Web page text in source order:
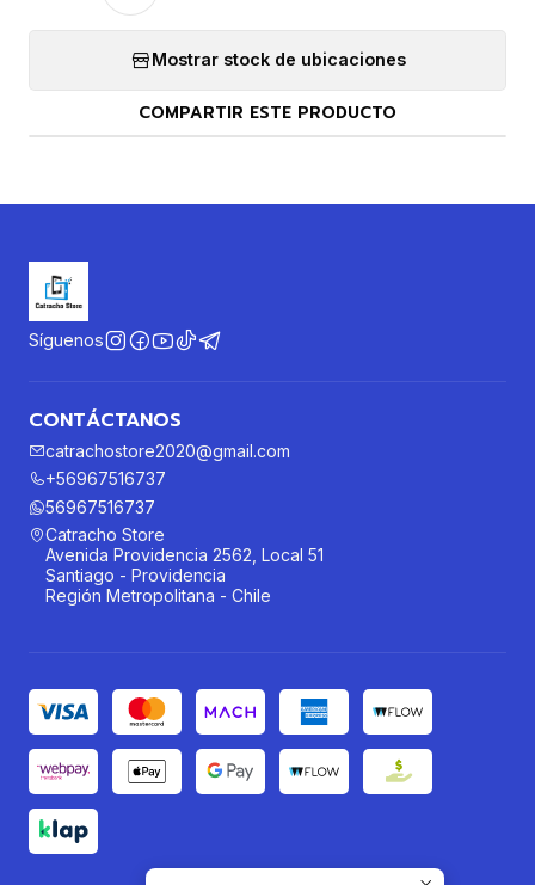
Mostrar stock de ubicaciones
COMPARTIR ESTE PRODUCTO
Síguenos
CONTÁCTANOS
catrachostore2020@gmail.com
+56967516737
56967516737
Catracho Store
Avenida Providencia 2562, Local 51
Santiago - Providencia
Región Metropolitana - Chile